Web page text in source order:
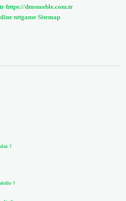
https://dmsmoble.com.tr
nttgame Sitemap
?
?